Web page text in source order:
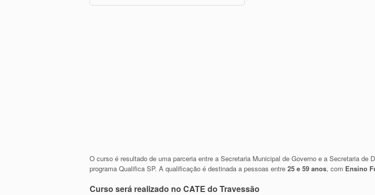
O curso é resultado de uma parceria entre a Secretaria Municipal de Governo e a Secretaria
programa Qualifica SP. A qualificação é destinada a pessoas entre 25 e 59 anos, com Ensino
Curso será realizado no CATE do Travessão